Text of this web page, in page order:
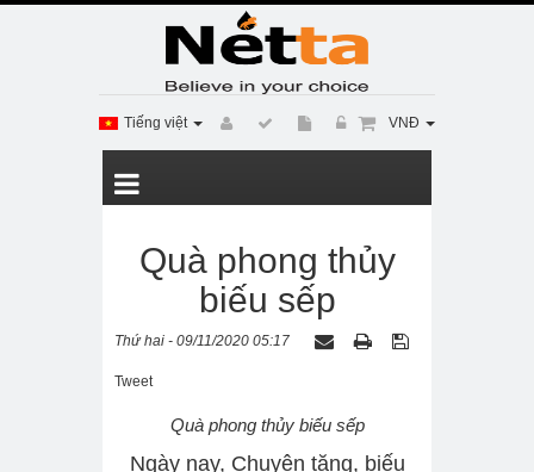
Tiếng việt VNĐ
Quà phong thủy
biếu sếp
Thứ hai - 09/11/2020 05:17
Tweet
Quà phong thủy biếu sếp
Ngày nay, Chuyện tặng, biếu